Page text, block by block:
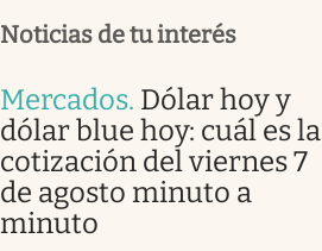
Noticias de tu interés
Mercados. Dólar hoy y
dólar blue hoy: cuál es la
cotización del viernes 7
de agosto minuto a
minuto